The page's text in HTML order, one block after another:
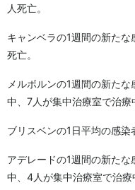
人死亡。
キャンベラの1週間の新た
死亡。
メルボルンの1週間の新た
中、7人が集中治療室で治療
ブリスベンの1日平均の感染
アデレードの1週間の新た
中、4人が集中治療室で治療